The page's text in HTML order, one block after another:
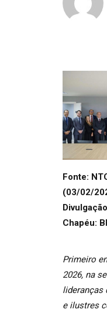
Fonte:
(03/02/
Divulgação
Chapéu:
Primeiro
2026, na
lideranças
e ilustres